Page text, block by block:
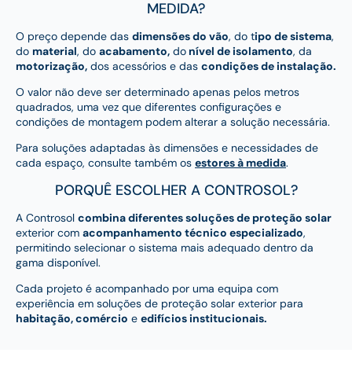
MEDIDA?
O preço depende das dimensões do vão, do tipo de sistema,
do material, do acabamento, do nível de isolamento, da
motorização, dos acessórios e das condições de instalação.
O valor não deve ser determinado apenas pelos metros
quadrados, uma vez que diferentes configurações e
condições de montagem podem alterar a solução necessária.
Para soluções adaptadas às dimensões e necessidades de
cada espaço, consulte também os estores à medida.
PORQUÊ ESCOLHER A CONTROSOL?
A Controsol combina diferentes soluções de proteção solar
exterior com acompanhamento técnico especializado,
permitindo selecionar o sistema mais adequado dentro da
gama disponível.
Cada projeto é acompanhado por uma equipa com
experiência em soluções de proteção solar exterior para
habitação, comércio e edifícios institucionais.